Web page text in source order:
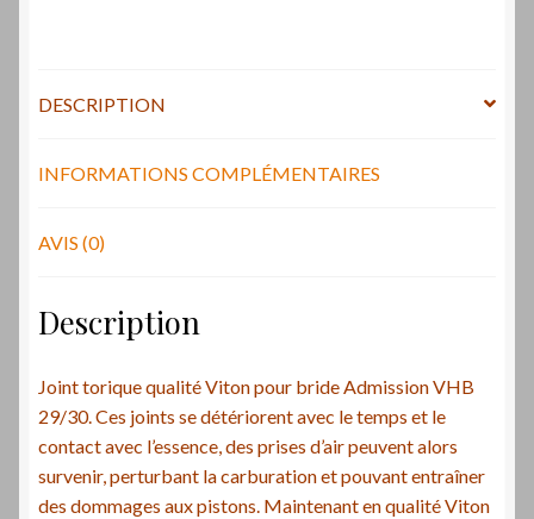
29/30
VHB
manifold
Laverda
DESCRIPTION
INFORMATIONS COMPLÉMENTAIRES
AVIS (0)
Description
Joint torique qualité Viton pour bride Admission VHB
29/30. Ces joints se détériorent avec le temps et le
contact avec l’essence, des prises d’air peuvent alors
survenir, perturbant la carburation et pouvant entraîner
des dommages aux pistons. Maintenant en qualité Viton